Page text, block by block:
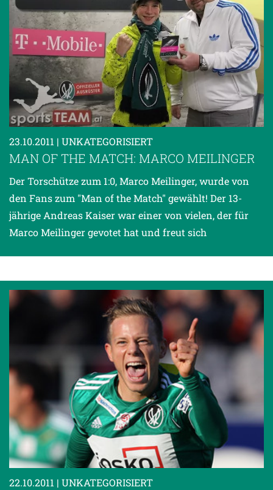
23.10.2011 | UNKATEGORISIERT
MAN OF THE MATCH: MARCO MEILINGER
Der Torschütze zum 1:0, Marco Meilinger, wurde von
den Fans zum "Man of the Match" gewählt! Der 13-
jährige Andreas Kaiser war einer von vielen, der für
Marco Meilinger gevotet hat und freut sich
22.10.2011 | UNKATEGORISIERT